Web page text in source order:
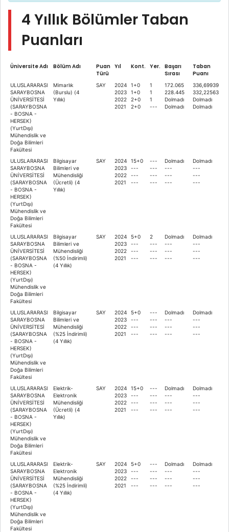
4 Yıllık Bölümler Taban
Puanları
Üniversite Adı Bölüm Adı
Puan
Türü
Yıl Kont. Yer. Başarı
Sırası
Taban
Puanı
ULUSLARARASI
SARAYBOSNA
ÜNİVERSİTESİ
(SARAYBOSNA
- BOSNA -
HERSEK)
(YurtDışı)
Mühendislik ve
Doğa Bilimleri
Fakültesi
Mimarlık
(Burslu) (4
Yıllık)
SAY
2024
2023
2022
2021
1+0
1+0
2+0
2+0
1
1
1
---
172.065
228.445
Dolmadı
Dolmadı
336,69939
332,22563
Dolmadı
Dolmadı
ULUSLARARASI
SARAYBOSNA
ÜNİVERSİTESİ
(SARAYBOSNA
- BOSNA -
HERSEK)
(YurtDışı)
Mühendislik ve
Doğa Bilimleri
Fakültesi
Bilgisayar
Bilimleri ve
Mühendisliği
(Ücretli) (4
Yıllık)
SAY
2024
2023
2022
2021
15+0
---
---
---
---
---
---
---
Dolmadı
---
---
---
Dolmadı
---
---
---
ULUSLARARASI
SARAYBOSNA
ÜNİVERSİTESİ
(SARAYBOSNA
- BOSNA -
HERSEK)
(YurtDışı)
Mühendislik ve
Doğa Bilimleri
Fakültesi
Bilgisayar
Bilimleri ve
Mühendisliği
(%50 İndirimli)
(4 Yıllık)
SAY
2024
2023
2022
2021
5+0
---
---
---
2
---
---
---
Dolmadı
---
---
---
Dolmadı
---
---
---
ULUSLARARASI
SARAYBOSNA
ÜNİVERSİTESİ
(SARAYBOSNA
- BOSNA -
HERSEK)
(YurtDışı)
Mühendislik ve
Doğa Bilimleri
Fakültesi
Bilgisayar
Bilimleri ve
Mühendisliği
(%25 İndirimli)
(4 Yıllık)
SAY
2024
2023
2022
2021
5+0
---
---
---
---
---
---
---
Dolmadı
---
---
---
Dolmadı
---
---
---
ULUSLARARASI
SARAYBOSNA
ÜNİVERSİTESİ
(SARAYBOSNA
- BOSNA -
HERSEK)
(YurtDışı)
Mühendislik ve
Doğa Bilimleri
Fakültesi
Elektrik-
Elektronik
Mühendisliği
(Ücretli) (4
Yıllık)
SAY
2024
2023
2022
2021
15+0
---
---
---
---
---
---
---
Dolmadı
---
---
---
Dolmadı
---
---
---
ULUSLARARASI
SARAYBOSNA
ÜNİVERSİTESİ
(SARAYBOSNA
- BOSNA -
HERSEK)
(YurtDışı)
Mühendislik ve
Doğa Bilimleri
Fakültesi
Elektrik-
Elektronik
Mühendisliği
(%25 İndirimli)
(4 Yıllık)
SAY
2024
2023
2022
2021
5+0
---
---
---
---
---
---
---
Dolmadı
---
---
---
Dolmadı
---
---
---